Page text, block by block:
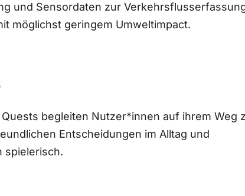
und Sensordaten zur
möglichst geringem Umweltimpact.
begleiten Nutzer*innen auf ihrem Weg
Entscheidungen im Alltag und
spielerisch.